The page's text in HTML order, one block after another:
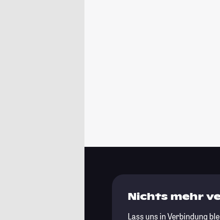
Nichts mehr
Lass uns in Verbindung